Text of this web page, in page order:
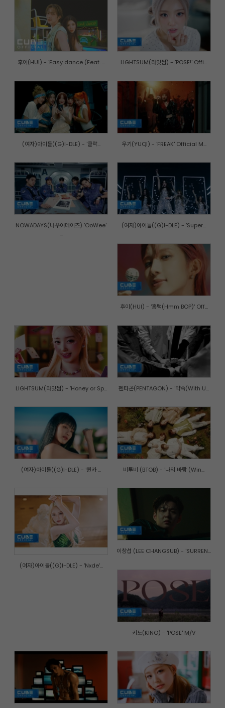
후이(HUI) - 'Easy dance (Feat. ... LIGHTSUM(라잇썸) - 'POSE!' Offi...
(여자)아이들((G)I-DLE) - '클락... 우기(YUQI) - 'FREAK' Official M...
NOWADAYS(나우어데이즈) 'OoWee'
...
(여자)아이들((G)I-DLE) - 'Super...
후이(HUI) - '흠뻑(Hmm BOP)' Off...
LIGHTSUM(라잇썸) - 'Honey or Sp... 펜타곤(PENTAGON) - '약속(With U...
(여자)아이들((G)I-DLE) - '퀸카 ... 비투비 (BTOB) - '나의 바람 (Win...
(여자)아이들((G)I-DLE) - 'Nxde'...
이창섭 (LEE CHANGSUB) - 'SURREN...
키노(KINO) - 'POSE' M/V